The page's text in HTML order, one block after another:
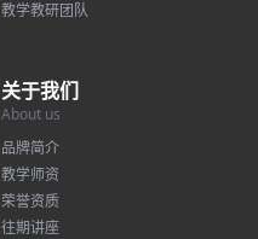
教学教研团队
关于我们
About us
品牌简介
教学师资
荣誉资质
往期讲座